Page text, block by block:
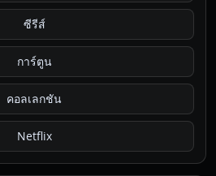
ซีรีส์
การ์ตูน
คอลเลกชัน
Netflix